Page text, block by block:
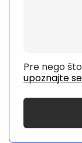
Pre nego
upoznajte